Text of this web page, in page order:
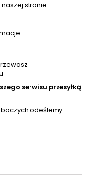
naszej stronie.
serwisu przesyłką
odeślemy